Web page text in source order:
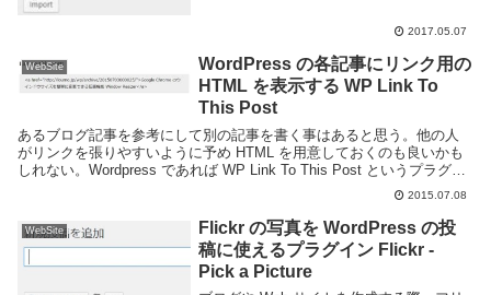
2017.05.07
WebSite
WordPress の各記事にリンク用の
HTML を表示する WP Link To
This Post
あるブログ記事を参考にして別の記事を書く事はあると思う。他の人
がリンクを張りやすいように予め HTML を用意しておくのも良いかも
しれない。Wordpress であれば WP Link To This Post というプラグイ
2015.07.08
WebSite
Flickr の写真を WordPress の投
稿に使えるプラグイン Flickr -
Pick a Picture